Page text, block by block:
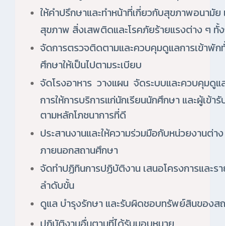
ให้คำปรึกษาและทำหน้าที่เกี่ยวกับสุขภาพอนามั
สุขภาพ สิ่งเสพติดและโรคภัยร้ายแรงต่าง ๆ ทั้
จัดการตรวจติดตามและควบคุมดูแลการเข้าพัก
ศึกษาให้เป็นไปตามระเบียบ
จัดโรงอาหาร วางแผน จัดระบบและควบคุมดูแ
การให้การบริการแก่นักเรียนนักศึกษา และผู้เข้า
ตามหลักโภชนาการที่ดี
ประสานงานและให้ความร่วมมือกับหน่วยงานต่า
ภายนอกสถานศึกษา
จัดทำปฏิทินการปฏิบัติงาน เสนอโครงการและร
ลำดับขั้น
ดูแล บำรุงรักษา และรับผิดชอบทรัพย์สินของส